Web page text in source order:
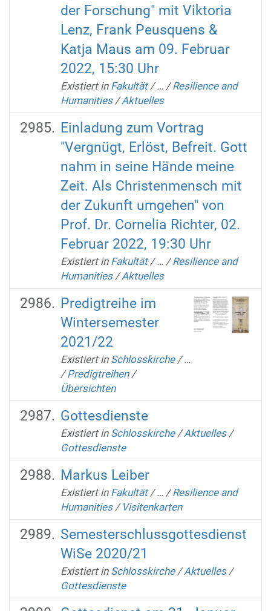
der Forschung" mit Viktoria
Lenz, Frank Peusquens &
Katja Maus am 09. Februar
2022, 15:30 Uhr
Existiert in Fakultät /… /Resilience and
Humanities /Aktuelles
Einladung zum Vortrag
"Vergnügt, Erlöst, Befreit. Gott
nahm in seine Hände meine
Zeit. Als Christenmensch mit
der Zukunft umgehen" von
Prof. Dr. Cornelia Richter, 02.
Februar 2022, 19:30 Uhr
Existiert in Fakultät /… /Resilience and
Humanities /Aktuelles
Predigtreihe im
Wintersemester
2021/22
Existiert in Schlosskirche /…
/Predigtreihen /
Übersichten
Gottesdienste
Existiert in Schlosskirche /Aktuelles /
Gottesdienste
Markus Leiber
Existiert in Fakultät /… /Resilience and
Humanities / Visitenkarten
Semesterschlussgottesdienst
WiSe 2020/21
Existiert in Schlosskirche /Aktuelles /
Gottesdienste